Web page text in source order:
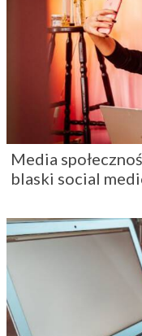
Media
blaski social